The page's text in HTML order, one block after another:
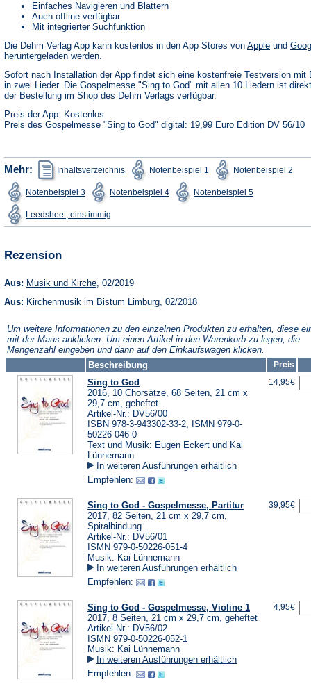
Einfaches Navigieren und Blättern
Auch offline verfügbar
Mit integrierter Suchfunktion
Die Dehm Verlag App kann kostenlos in den App Stores von Apple(Öffnet
neuen
Tab)
und
heruntergeladen werden.
Sofort nach Installation der App findet sich eine kostenfreie Testversion mit
in zwei Lieder. Die Gospelmesse "Sing to God" mit allen 10 Liedern ist
der Bestellung im Shop des Dehm Verlags verfügbar.
Preis der App: Kostenlos
Preis des Gospelmesse "Sing to God" digital: 19,99 Euro Edition DV 56/10
Mehr: Inhaltsverzeichnis
(Öffnet
in
einem
neuen
Notenbeispiel 1
(Öffnet
in
einem
neuen
Notenbeispiel 2in
Notenbeispiel 3
(Öffnet
in
einem
neuen
Tab)
Notenbeispiel 4
(Öffnet
in
einem
Tab)
Notenbeispiel 5in
Tab)
Leedsheet, einstimmig
einem
Rezension
Aus: Musik und Kirche(Öffnet
einem
, 02/2019
Aus: Kirchenmusik im Bistum Limburg(Öffnet
neuen
Tab)
, 02/2018
Um weitere Informationen zu den einzelnen Produkten zu erhalten, diese
mit der Maus anklicken. Um einen Artikel in den Warenkorb zu legen, die
Mengenzahl eingeben und dann auf den Einkaufswagen klicken.
Beschreibung
Preis
Sing to God
2016, 10 Chorsätze, 68 Seiten, 21 cm x
29,7 cm, geheftet
Artikel-Nr.: DV56/00
ISBN 978-3-943302-33-2, ISMN 979-0-
50226-046-0
Text und Musik: Eugen Eckert und Kai
Lünnemann
In weiteren Ausführungen erhältlich
Empfehlen:
14,95€
Sing to God - Gospelmesse, Partitur
2017, 82 Seiten, 21 cm x 29,7 cm,
Spiralbindung
Artikel-Nr.: DV56/01
ISMN 979-0-50226-051-4
Musik: Kai Lünnemann
In weiteren Ausführungen erhältlich
Empfehlen:
39,95€
Sing to God - Gospelmesse, Violine 1
2017, 8 Seiten, 21 cm x 29,7 cm, geheftet
Artikel-Nr.: DV56/02
ISMN 979-0-50226-052-1
Musik: Kai Lünnemann
In weiteren Ausführungen erhältlich
Empfehlen:
4,95€